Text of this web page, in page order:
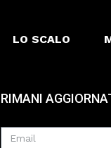
LO SCALO
RIMANI